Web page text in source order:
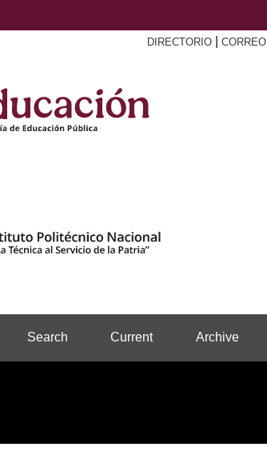
DIRECTORIO CORREO
Search Current Archive